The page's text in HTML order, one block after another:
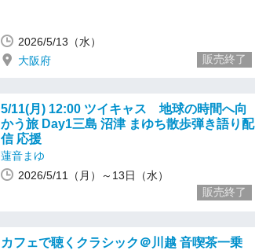
2026/5/13（水）
大阪府
販売終了
5/11(月) 12:00 ツイキャス 地球の時間へ向
かう旅 Day1三島 沼津 まゆち散歩弾き語り配
信 応援
蓮音まゆ
2026/5/11（月）～13日（水）
販売終了
カフェで聴くクラシック＠川越 音喫茶一乗